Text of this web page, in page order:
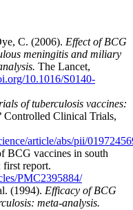
C. (2006). Effect of BCG
meningitis and miliary
The Lancet,
10.1016/S0140-
of tuberculosis vaccines:
Controlled Clinical Trials,
article/abs/pii/
BCG vaccines in south
first report.
PMC2395884/
(1994). Efficacy of BCG
meta-analysis.